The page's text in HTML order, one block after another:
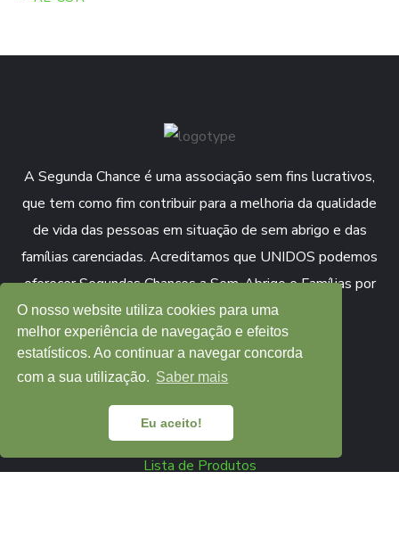
O nosso website utiliza cookies para uma
melhor experiência de navegação e efeitos
estatísticos. Ao continuar a navegar concorda
com a sua utilização. Saber mais
Eu aceito!
A Segunda Chance é uma associação sem fins lucrativos,
que tem como fim contribuir para a melhoria da qualidade
de vida das pessoas em situação de sem abrigo e das
famílias carenciadas. Acreditamos que UNIDOS podemos
oferecer Segundas Chances a Sem-Abrigo e Famílias por
todo o país.
COLABORAR APOIAR
LOJA
Lista de Produtos